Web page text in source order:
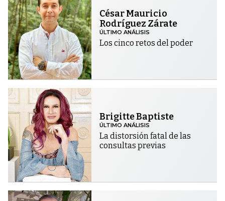
César Mauricio
Rodríguez Zárate
ÚLTIMO ANÁLISIS
Los cinco retos del poder
Brigitte Baptiste
ÚLTIMO ANÁLISIS
La distorsión fatal de las
consultas previas